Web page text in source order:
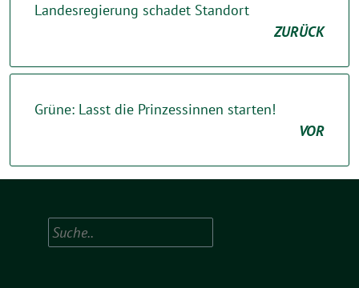
Landesregierung schadet Standort
ZURÜCK
Grüne: Lasst die Prinzessinnen starten!
VOR
Suchen